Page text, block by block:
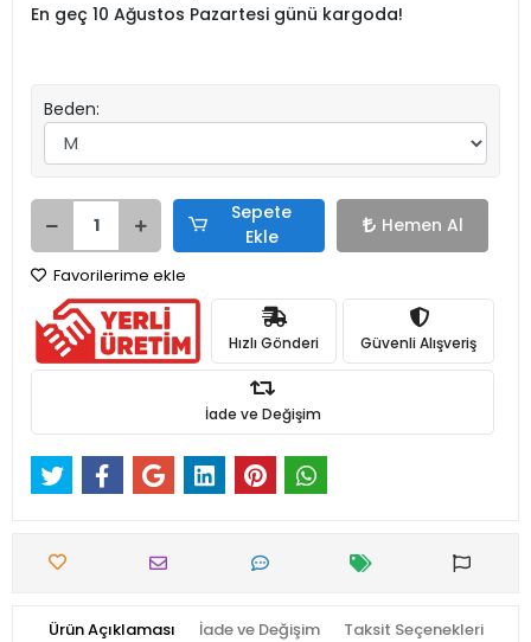
En geç 10 Ağustos Pazartesi günü kargoda!
Beden:
Sepete
Ekle
Hemen Al
Favorilerime ekle
Hızlı Gönderi Güvenli Alışveriş
İade ve Değişim
Ürün Açıklaması İade ve Değişim Taksit Seçenekleri